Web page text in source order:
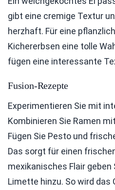
gibt eine cremige Textur
herzhaft. Für eine
Kichererbsen eine tolle
fügen eine interessante
Fusion-Rezepte
Experimentieren Sie mit
Kombinieren Sie Ramen
Fügen Sie Pesto und
Das sorgt für einen
mexikanisches Flair geben
Limette hinzu. So wird das